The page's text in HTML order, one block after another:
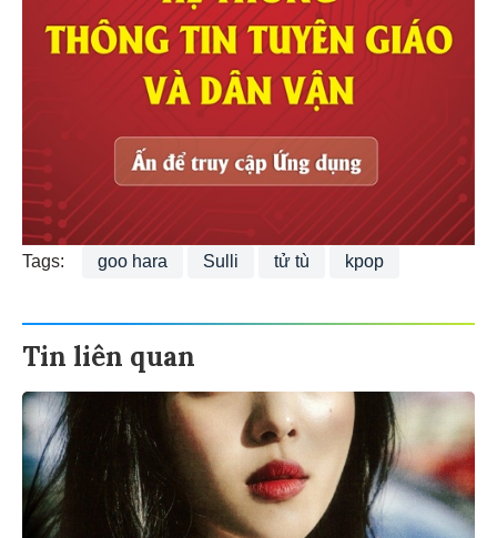
Tags: goo hara Sulli tử tù kpop
Tin liên quan